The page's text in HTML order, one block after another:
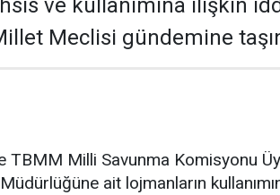
ve kullanımına ilişkin
Meclisi gündemine
TBMM Milli Savunma Komisyonu
ait lojmanların